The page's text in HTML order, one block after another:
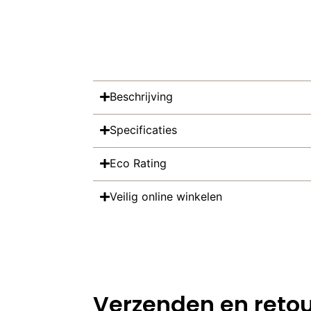
Beschrijving
Specificaties
Eco Rating
Veilig online winkelen
Verzenden en